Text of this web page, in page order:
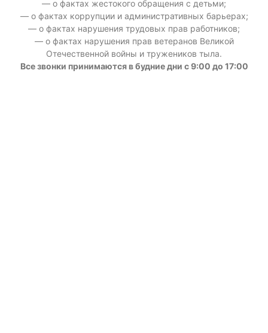
— о фактах жестокого обращения с детьми;
— о фактах коррупции и административных барьерах;
— о фактах нарушения трудовых прав работников;
— о фактах нарушения прав ветеранов Великой
Отечественной войны и тружеников тыла.
Все звонки принимаются в будние дни с 9:00 до 17:00